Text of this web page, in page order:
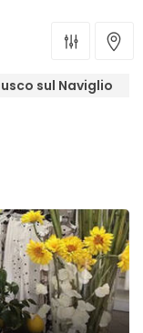
sul Naviglio